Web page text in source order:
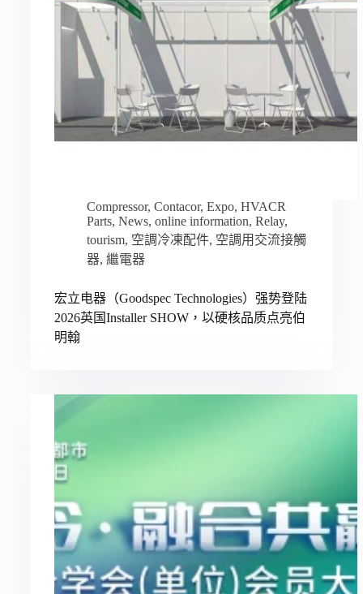
Compressor, Contacor, Expo, HVACR
Parts, News, online information, Relay,
tourism, 空調冷凍配件, 空調用交流接觸
器, 繼電器
宏立电器（Goodspec Technologies）强势登陆
2026英国Installer SHOW，以硬核品质点亮伯
明翰